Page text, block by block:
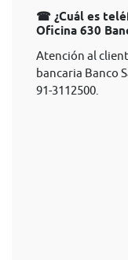
☎ ¿Cuál es
Oficina 630
Atención al
bancaria Banco
91-3112500.